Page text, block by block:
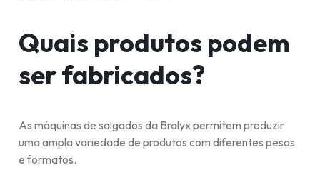
Quais produtos podem
ser fabricados?
As máquinas de salgados da Bralyx permitem produzir
uma ampla variedade de produtos com diferentes pesos
e formatos.